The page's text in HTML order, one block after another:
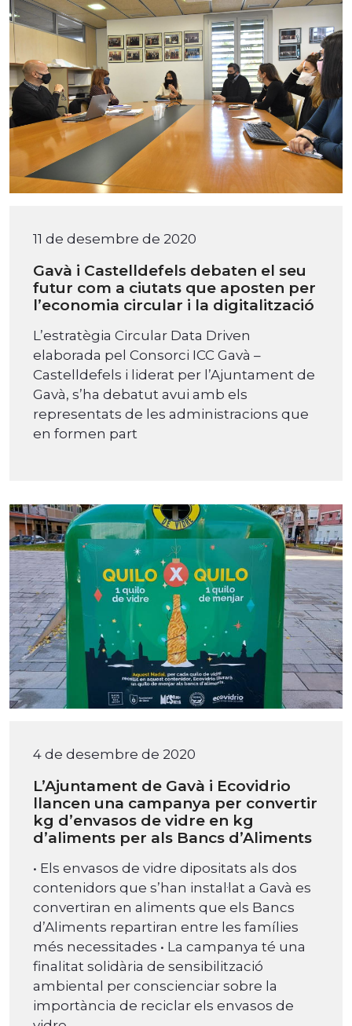
11 de desembre de 2020
Gavà i Castelldefels debaten el seu
futur com a ciutats que aposten per
l’economia circular i la digitalització
L’estratègia Circular Data Driven
elaborada pel Consorci ICC Gavà –
Castelldefels i liderat per l’Ajuntament de
Gavà, s’ha debatut avui amb els
representats de les administracions que
en formen part
4 de desembre de 2020
L’Ajuntament de Gavà i Ecovidrio
llancen una campanya per convertir
kg d’envasos de vidre en kg
d’aliments per als Bancs d’Aliments
• Els envasos de vidre dipositats als dos
contenidors que s’han instal·lat a Gavà es
convertiran en aliments que els Bancs
d’Aliments repartiran entre les famílies
més necessitades • La campanya té una
finalitat solidària de sensibilització
ambiental per conscienciar sobre la
importància de reciclar els envasos de